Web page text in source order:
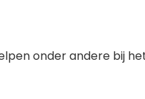
onder andere bij